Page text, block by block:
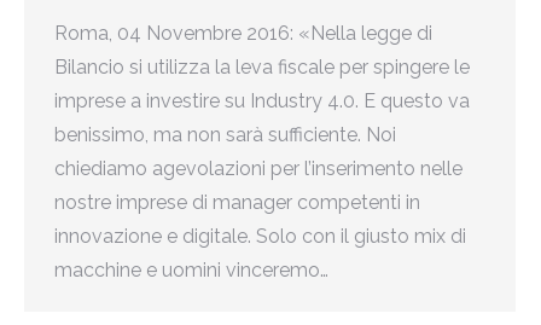
Roma, 04 Novembre 2016: «Nella legge di
Bilancio si utilizza la leva fiscale per spingere le
imprese a investire su Industry 4.0. E questo va
benissimo, ma non sarà sufficiente. Noi
chiediamo agevolazioni per l’inserimento nelle
nostre imprese di manager competenti in
innovazione e digitale. Solo con il giusto mix di
macchine e uomini vinceremo…